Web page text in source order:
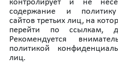
контролирует и не
содержание и политику
сайтов третьих лиц, на
перейти по ссылкам,
Рекомендуется
политикой
лиц.